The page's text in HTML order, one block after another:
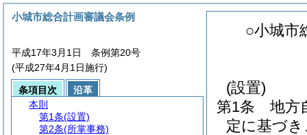
○小城市
(設置)
第1条
地方
定に基づ
小城市総合計画審議会条例
平成17年3月1日 条例第20号
(平成27年4月1日施行)
条項目次
沿革
本則
第1条(設置)
第2条(所掌事務)